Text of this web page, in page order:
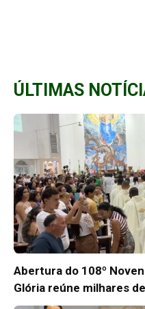
ÚLTIMAS
Abertura do 108º
Glória reúne milhares